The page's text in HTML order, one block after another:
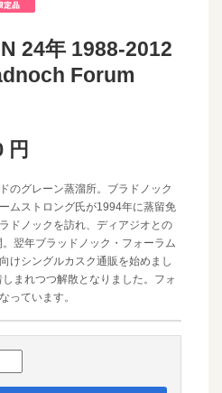
24年 1988-2012
Forum
円
のグレーン蒸溜所。ブラドノック
ムストロング氏が1994年に蒸留免
ドノックを訪れ、ディアジオとの
翌年ブラッドノック・フォーラム
けシングルカスク通販を始めまし
まれつつ解散となりました。フォ
っています。